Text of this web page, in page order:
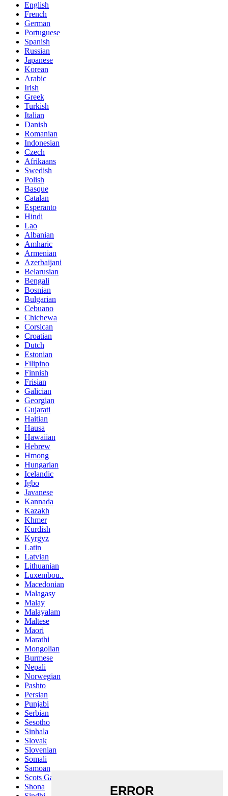
English
French
German
Portuguese
Spanish
Russian
Japanese
Korean
Arabic
Irish
Greek
Turkish
Italian
Danish
Romanian
Indonesian
Czech
Afrikaans
Swedish
Polish
Basque
Catalan
Esperanto
Hindi
Lao
Albanian
Amharic
Armenian
Azerbaijani
Belarusian
Bengali
Bosnian
Bulgarian
Cebuano
Chichewa
Corsican
Croatian
Dutch
Estonian
Filipino
Finnish
Frisian
Galician
Georgian
Gujarati
Haitian
Hausa
Hawaiian
Hebrew
Hmong
Hungarian
Icelandic
Igbo
Javanese
Kannada
Kazakh
Khmer
Kurdish
Kyrgyz
Latin
Latvian
Lithuanian
Luxembou..
Macedonian
Malagasy
Malay
Malayalam
Maltese
Maori
Marathi
Mongolian
Burmese
Nepali
Norwegian
Pashto
Persian
Punjabi
Serbian
Sesotho
Sinhala
Slovak
Slovenian
Somali
Samoan
Scots Gaelic
Shona